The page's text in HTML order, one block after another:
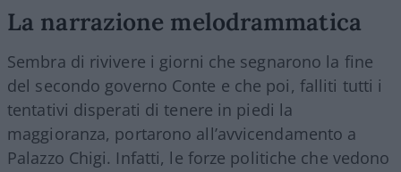
La narrazione melodrammatica
Sembra di rivivere i giorni che segnarono la fine
del secondo governo Conte e che poi, falliti tutti i
tentativi disperati di tenere in piedi la
maggioranza, portarono all’avvicendamento a
Palazzo Chigi. Infatti, le forze politiche che vedono